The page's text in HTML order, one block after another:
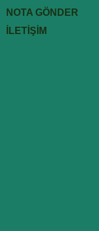
NOTA GÖNDER
İLETİŞİM